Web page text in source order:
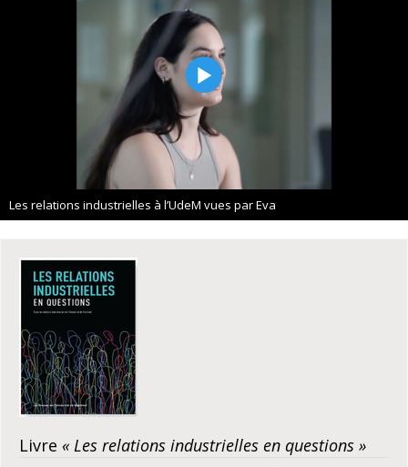
Les relations industrielles à l’UdeM vues par Eva
Livre « Les relations industrielles en questions »